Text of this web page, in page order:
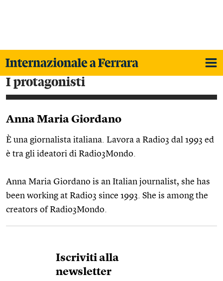
i protagonisti
Anna Maria Giordano
È una giornalista italiana. Lavora a Radio3 dal 1993 ed
è tra gli ideatori di Radio3Mondo.
Anna Maria Giordano is an Italian journalist, she has
been working at Radio3 since 1993. She is among the
creators of Radio3Mondo.
Iscriviti alla
newsletter